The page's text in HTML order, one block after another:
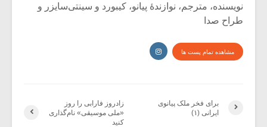
نویسنده، مترجم، نوازندۀ پیانو، کیبورد و سینتی‌سایزر و
طراح صدا
مشاهده تمام پست ها
زادروز فارابی را روز
«ملی موسیقی» نام‌گذاری
کنید
برای فخر ملک پیانوی
ایرانی (۱)